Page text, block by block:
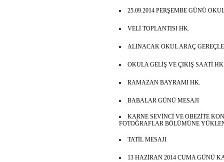
25.09.2014 PERŞEMBE GÜNÜ
VELİ TOPLANTISI HK.
ALINACAK OKUL ARAÇ
OKULA GELİŞ VE ÇIKIŞ SAATİ
RAMAZAN BAYRAMI HK.
BABALAR GÜNÜ MESAJI
KARNE SEVİNCİ VE OBEZİTE
FOTOĞRAFLAR BÖLÜMÜNE
TATİL MESAJI
13 HAZİRAN 2014 CUMA GÜNÜ